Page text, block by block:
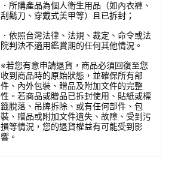
．所購產品為個人衛生用品（如內衣褲、
刮鬍刀、穿戴式美甲等）且已拆封；
．依照台灣法律、法規、裁定、命令或法
院判決不適用鑑賞期的任何其他情況。
※若您有意申請退貨，商品必須回復至您
收到商品時的原始狀態，並確保所有部
件、內外包裝、贈品及附加文件的完整
性。若商品或贈品已拆封使用、貼紙或標
籤脫落、吊牌拆除、或有任何部件、包
裝、贈品或附加文件遺失、故障、受到污
損等情況，您的退貨權益有可能受到影
響。